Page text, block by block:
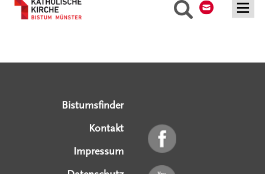
Suche
Bistumsfinder
Kontakt
Impressum